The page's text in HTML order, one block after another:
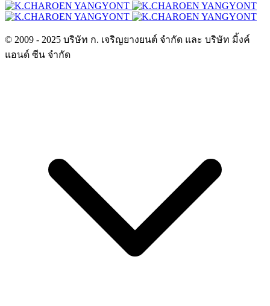
© 2009 - 2025 บริษัท ก. เจริญยางยนต์ จำกัด และ บริษัท มิ้งค์
แอนด์ ซีน จำกัด